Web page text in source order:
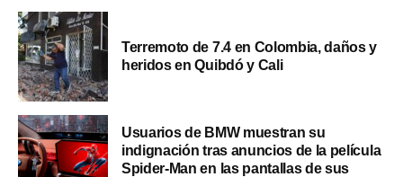
Terremoto de 7.4 en Colombia, daños y
heridos en Quibdó y Cali
Usuarios de BMW muestran su
indignación tras anuncios de la película
Spider-Man en las pantallas de sus